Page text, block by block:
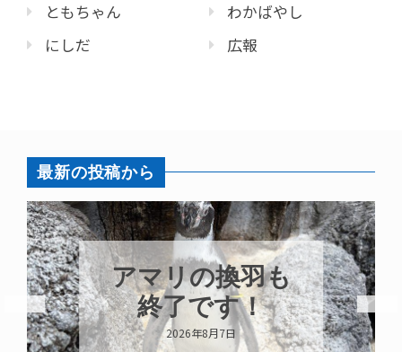
ともちゃん
にしだ
わかばやし
広報
最新の投稿から
アマリの換羽も
終了です！
2026年8月7日